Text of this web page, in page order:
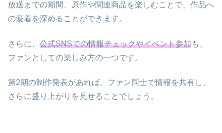
放送までの期間、原作や関連商品を楽しむことで、作品へ
の愛着を深めることができます。
さらに、 公式SNSでの情報チェックやイベント参加も、
ファンとしての楽しみ方の一つです。
第2期の制作発表があれば、ファン同士で情報を共有し、
さらに盛り上がりを見せることでしょう。